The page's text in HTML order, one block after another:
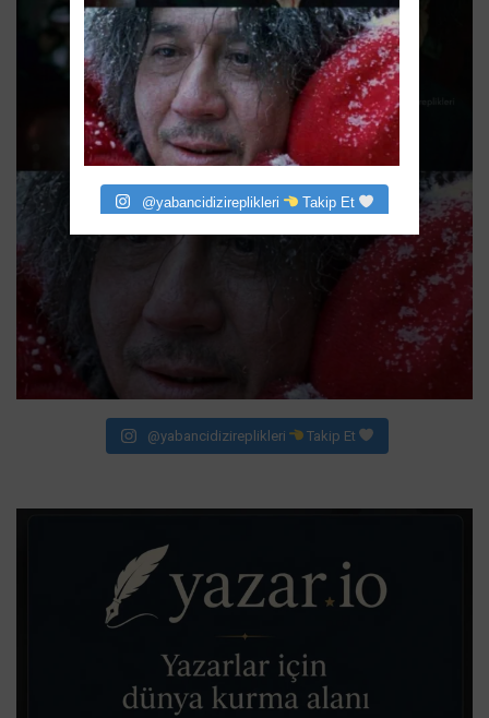
@yabancidizireplikleri Takip Et
@yabancidizireplikleri Takip Et